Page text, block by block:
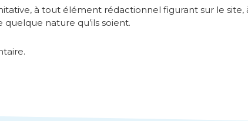
à tout élément rédactionnel figurant sur le site,
quelque nature qu’ils soient.